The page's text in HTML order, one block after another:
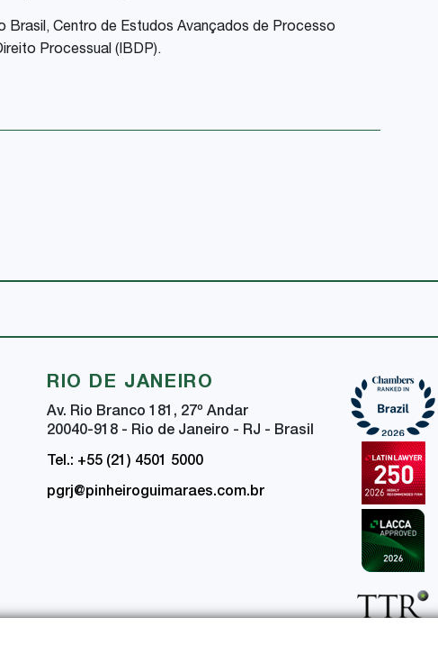
Brasil, Centro de Estudos Avançados de Processo
Processual (IBDP).
RIO DE JANEIRO
Av. Rio Branco 181, 27º Andar
20040-918 - Rio de Janeiro - RJ - Brasil
Tel.: +55 (21) 4501 5000
pgrj@pinheiroguimaraes.com.br